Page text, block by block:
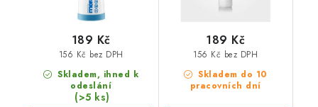
Skladem, ihned k
odeslání
(>5 ks)
156 Kč bez DPH
189 Kč
Skladem do 10
pracovních dní
156 Kč bez DPH
189 Kč